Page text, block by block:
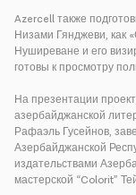
Azercell также
Низами Гянджеви, как
Нуширеване и его
готовы к просмотру
На презентации
азербайджанской
Рафаэль Гусейнов,
Азербайджанской
издательствами
мастерской “Colorit”